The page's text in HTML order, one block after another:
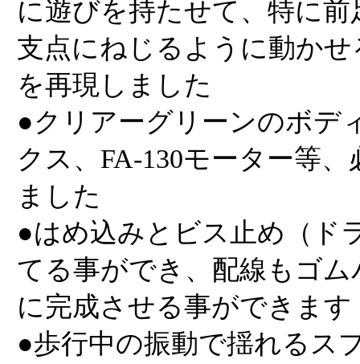
に遊びを持たせて、特に
支点にねじるように動か
を再現しました
●クリアーグリーンのボデ
クス、FA-130モーター等
ました
●はめ込みとビス止め（ド
てる事ができ、配線もゴ
に完成させる事ができます
●歩行中の振動で揺れるス